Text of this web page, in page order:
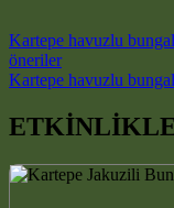
Post
Kartepe havuzlu
öneriler
Kartepe havuzlu